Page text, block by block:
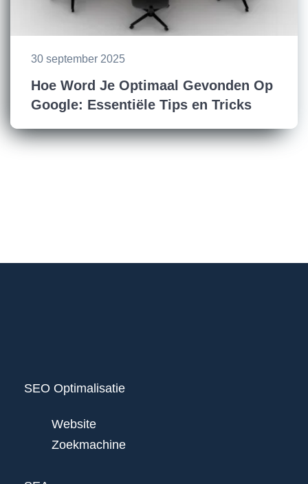
30 september 2025
Hoe Word Je Optimaal Gevonden Op
Google: Essentiële Tips en Tricks
SEO Optimalisatie
Website
Zoekmachine